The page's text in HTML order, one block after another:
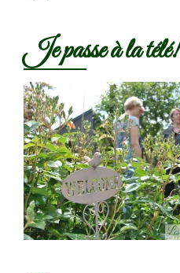
Je passe à la télé!